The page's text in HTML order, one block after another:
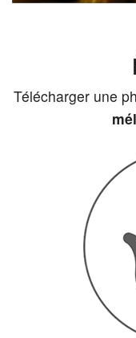
Télécharger une